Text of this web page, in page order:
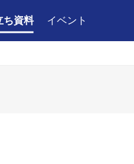
ち資料 イベント